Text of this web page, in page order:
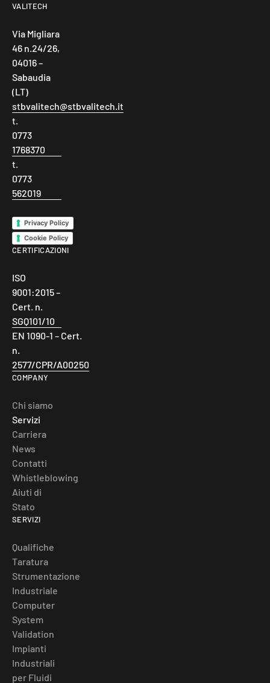
VALITECH
Via Migliara
46 n.24/26,
04016 –
Sabaudia
(LT)
stbvalitech@stbvalitech.it
t.
0773
1768370
t.
0773
562019
Privacy Policy
Cookie Policy
CERTIFICAZIONI
ISO
9001:2015 –
Cert. n.
SGQ101/10
EN 1090-1 – Cert.
n.
2577/CPR/A00250
COMPANY
Chi siamo
Servizi
Carriera
News
Contatti
Whistleblowing
Aiuti di
Stato
SERVIZI
Qualifiche
Taratura
Strumentazione
Industriale
Computer
System
Validation
Impianti
Industriali
per Fluidi